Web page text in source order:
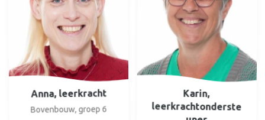
Anna, leerkracht
Bovenbouw, groep 6
Karin,
leerkrachtonderste